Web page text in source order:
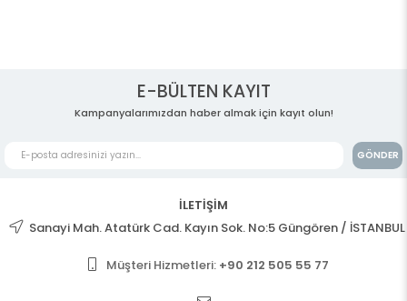
E-BÜLTEN KAYIT
Kampanyalarımızdan haber almak için kayıt olun!
GÖNDER
İLETİŞİM
Sanayi Mah. Atatürk Cad. Kayın Sok. No:5 Güngören / İSTANBUL
Müşteri Hizmetleri: +90 212 505 55 77